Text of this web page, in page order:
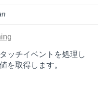
ッチイベントを処理し
を取得します。